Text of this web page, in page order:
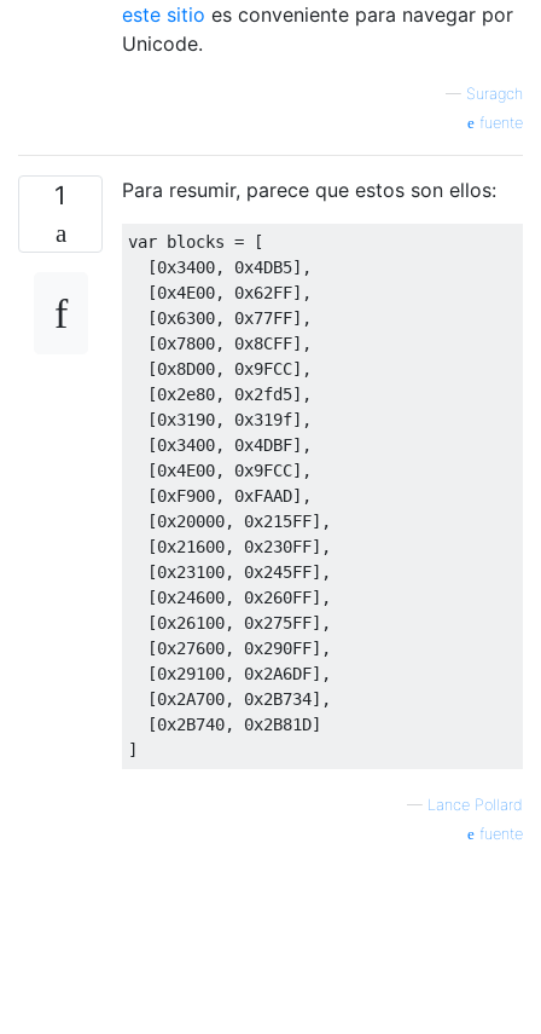
este sitio es conveniente para navegar por
Unicode.
— Suragch
fuente
1 Para resumir, parece que estos son ellos:
var blocks = [
  [0x3400, 0x4DB5],
  [0x4E00, 0x62FF],
  [0x6300, 0x77FF],
  [0x7800, 0x8CFF],
  [0x8D00, 0x9FCC],
  [0x2e80, 0x2fd5],
  [0x3190, 0x319f],
  [0x3400, 0x4DBF],
  [0x4E00, 0x9FCC],
  [0xF900, 0xFAAD],
  [0x20000, 0x215FF],
  [0x21600, 0x230FF],
  [0x23100, 0x245FF],
  [0x24600, 0x260FF],
  [0x26100, 0x275FF],
  [0x27600, 0x290FF],
  [0x29100, 0x2A6DF],
  [0x2A700, 0x2B734],
  [0x2B740, 0x2B81D]
— Lance Pollard
fuente